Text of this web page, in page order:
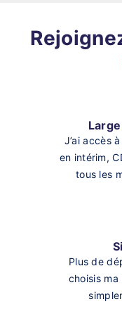
J’ai accès
en intérim,
tous les
Plus de
choisis